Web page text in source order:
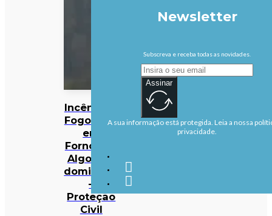
Incêndios:
Fogo rural
em
Fornos de
Algodres
dominado
–
Proteção
Civil
Newsletter
Subscreva e receba todas as novidades.
Assinar
A sua informação está protegida. Leia a nossa
privacidade.